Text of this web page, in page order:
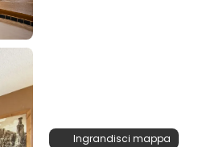
Ingrandisci mappa